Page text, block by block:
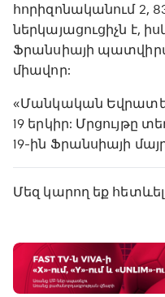
հորիզոնականում 2,
ներկայացուցիչն է,
Ֆրանսիայի
միավոր:
«Մանկական
19 երկիր: Մրցույթը
19-ին Ֆրանսիայի
Մեզ կարող եք